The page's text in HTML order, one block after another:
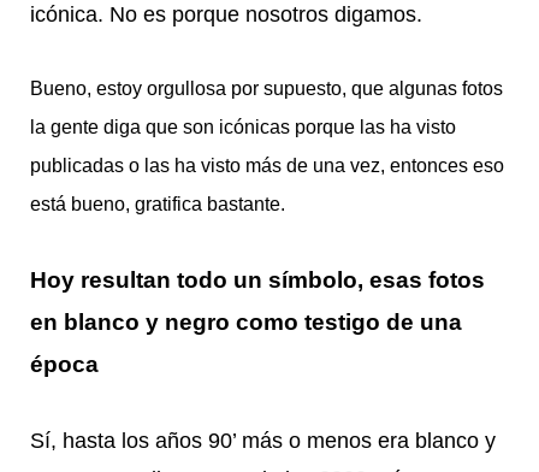
icónica. No es porque nosotros digamos.
Bueno, estoy orgullosa por supuesto, que algunas fotos
la gente diga que son icónicas porque las ha visto
publicadas o las ha visto más de una vez, entonces eso
está bueno, gratifica bastante.
Hoy resultan todo un símbolo, esas fotos
en blanco y negro como testigo de una
época
Sí, hasta los años 90’ más o menos era blanco y